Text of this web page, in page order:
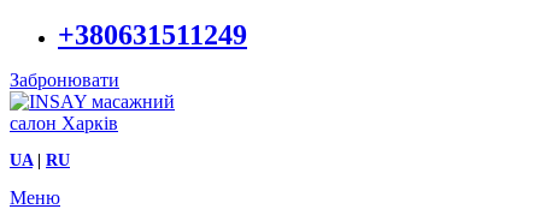
+380631511249
Забронювати
UA| RU
Меню